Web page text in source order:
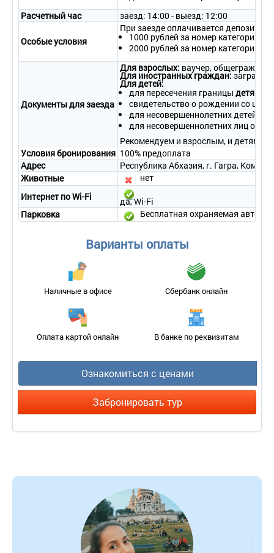
- смена полотенец – ежедневно.
2-местный 2-комнатный «Сьют»
• Количество номеров – 2.
• Количество основных мест – 2.
• Дополнительное место – 2.
• Балкон – да, есть балкон с панорамным видом на парк, с
мебелью для отдыха.
• Мебель – две односпальные или одна двуспальная кровать,
прикроватная тумбочка, туалетный столик с зеркалом в
спальне; мягкий раскладной диван и кресла, тумбочка под
телевизор, шкаф, стол и стулья в гостиной.
• Оборудование – телевизор, холодильник, кондиционер,
сейф, мини-бар, телефон.
• Покрытие пола – ковровое покрытие.
• Санузел – умывальник с зеркалом, унитаз, круглая ванна,
фен, полотенца, косметические принадлежности, тапочки,
халат.
• Wi-Fi.
- уборка номера – ежедневно;
- смена белья – 1 раз в 3 дня;
- смена полотенец – ежедневно.
Расчетный час
заезд: 14:00 - выезд: 12:00
Особые условия
При заезде оплачивается депозит в
1000 рублей за номер категории
2000 рублей за номер категорий
Документы для заезда
Для взрослых: ваучер,
Для иностранных граждан:
Для детей:
для пересечения границы детям
свидетельство о рождении со
для несовершеннолетних детей в
для несовершеннолетних лиц от
Рекомендуем и взрослым, и детям
Условия бронирования 100% предоплата
Адрес
Республика Абхазия, г. Гагра,
Животные
нет
Интернет по Wi-Fi
да, Wi-Fi
Парковка
Бесплатная охраняемая
Варианты оплаты
Наличные в офисе Сбербанк онлайн
Оплата картой онлайн В банке по реквизитам
Ознакомиться с ценами
Забронировать тур